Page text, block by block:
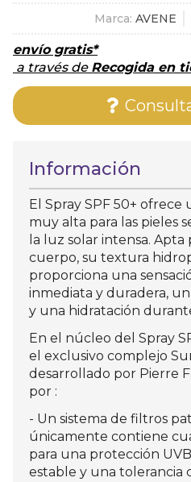
Marca: AVENE
envío gratis*
a través de Recogida en
Información
El Spray SPF 50+
muy alta para las pieles
la luz solar intensa. Apta
cuerpo, su textura
proporciona una
inmediata y duradera,
y una hidratación
En el núcleo del Spray
el exclusivo complejo
desarrollado por Pierre
por :
- Un sistema de filtros
únicamente contiene
para una protección
estable y una tolerancia